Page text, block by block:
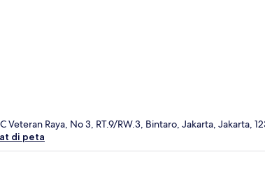
Veteran Raya, No 3, RT.9/RW.3, Bintaro, Jakarta, Jakarta,
di peta